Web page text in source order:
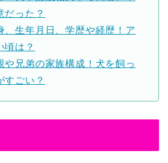
だった？
、生年月日、学歴や経歴！ア
頃は？
や兄弟の家族構成！犬を飼っ
すごい？